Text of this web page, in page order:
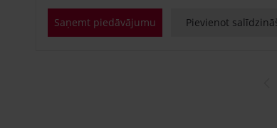
Saņemt piedāvājumu Pievienot